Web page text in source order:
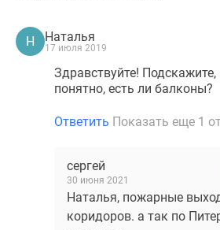
Н Наталья
17 июля 2019
Здравствуйте!
понятно, есть ли балконы?
Ответить Показать еще 1
сергей
30 июня 2021
Наталья, пожарные
коридоров. а так по